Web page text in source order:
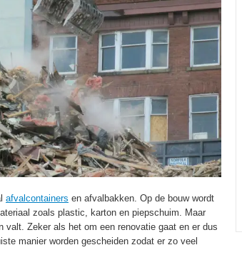
afvalcontainers en afvalbakken. Op de bouw wordt
zoals plastic, karton en piepschuim. Maar
Zeker als het om een renovatie gaat en er dus
manier worden gescheiden zodat er zo veel